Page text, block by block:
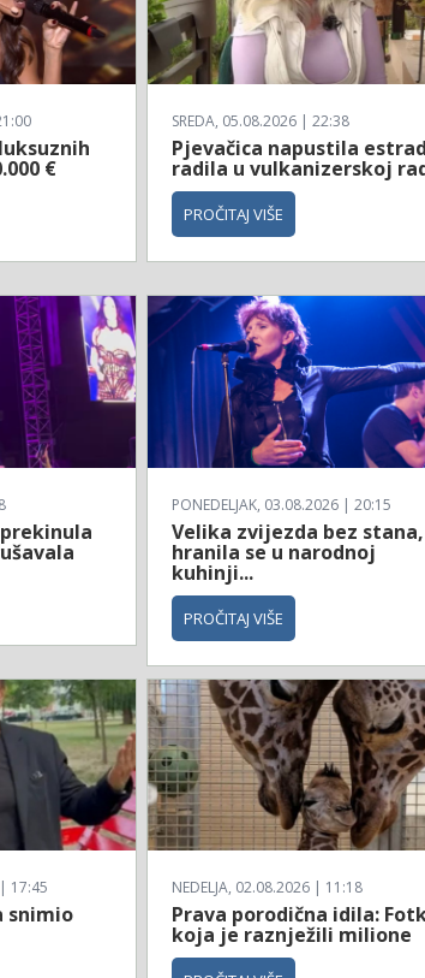
€
SREDA, 05.08.2026 | 22:38
Pjevačica napustila
radila u vulkanizerskoj
PROČITAJ VIŠE
PONEDELJAK, 03.08.2026 | 20:15
Velika zvijezda bez stana,
hranila se u narodnoj
kuhinji...
PROČITAJ VIŠE
| 17:45
snimio
NEDELJA, 02.08.2026 | 11:18
Prava porodična idila:
koja je raznježili milione